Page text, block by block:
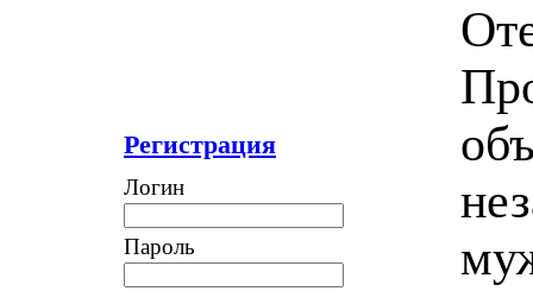
Регистрация
Логин
Пароль